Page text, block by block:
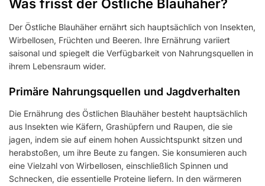
Was frisst der Östliche Blauhäher?
Der Östliche Blauhäher ernährt sich hauptsächlich von Insekten,
Wirbellosen, Früchten und Beeren. Ihre Ernährung variiert
saisonal und spiegelt die Verfügbarkeit von Nahrungsquellen in
ihrem Lebensraum wider.
Primäre Nahrungsquellen und Jagdverhalten
Die Ernährung des Östlichen Blauhäher besteht hauptsächlich
aus Insekten wie Käfern, Grashüpfern und Raupen, die sie
jagen, indem sie auf einem hohen Aussichtspunkt sitzen und
herabstoßen, um ihre Beute zu fangen. Sie konsumieren auch
eine Vielzahl von Wirbellosen, einschließlich Spinnen und
Schnecken, die essentielle Proteine liefern. In den wärmeren